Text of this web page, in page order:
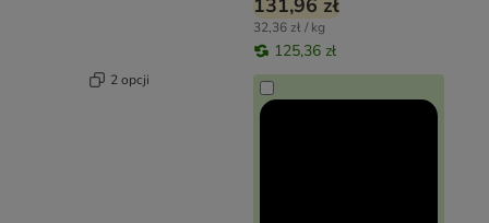
2 opcji
131,96 zł
32,36 zł / kg
125,36 zł